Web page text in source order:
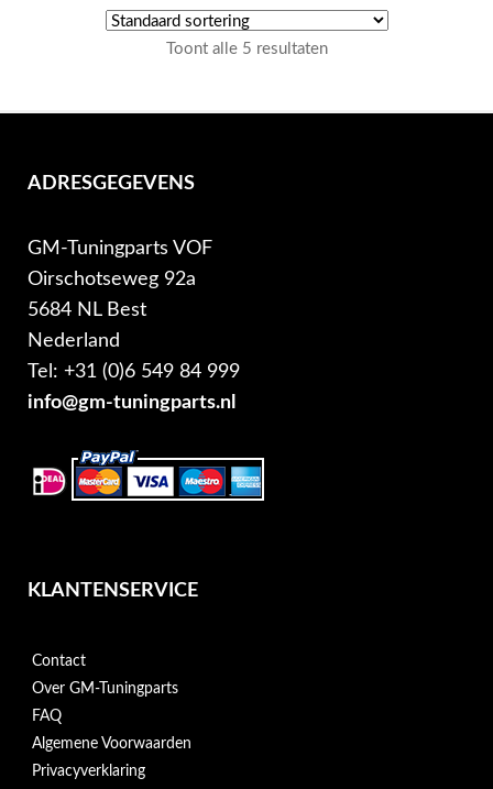
Toont alle 5 resultaten
ADRESGEGEVENS
GM-Tuningparts VOF
Oirschotseweg 92a
5684 NL Best
Nederland
Tel: +31 (0)6 549 84 999
info@gm-tuningparts.nl
KLANTENSERVICE
Contact
Over GM-Tuningparts
FAQ
Algemene Voorwaarden
Privacyverklaring